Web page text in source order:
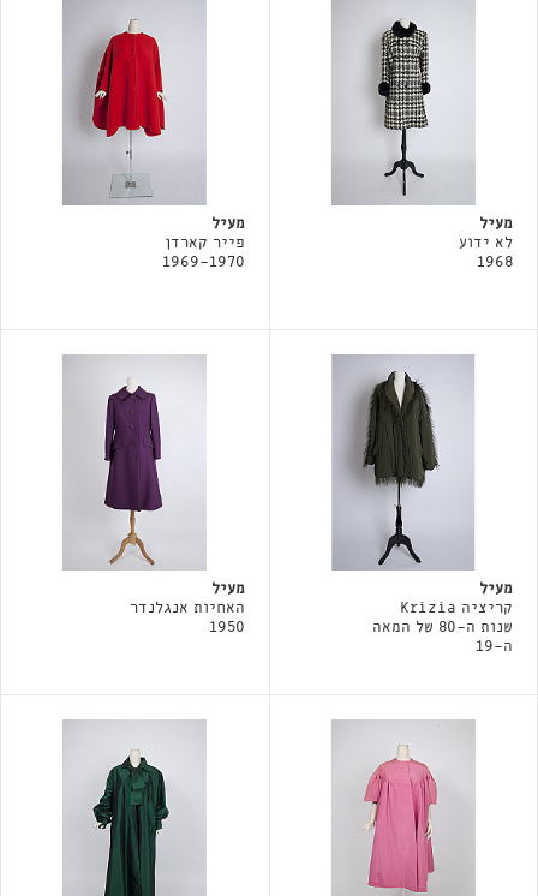
מעיל
לא ידוע
1968
מעיל
פייר קארדן
1969-1970
מעיל
קריציה Krizia
שנות ה-80 של המאה
ה-19
מעיל
האחיות אנגלנדר
1950